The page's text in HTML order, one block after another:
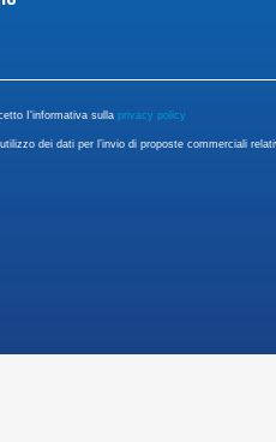
I'informativa sulla privacy policy
dei dati per l’invio di proposte commerciali